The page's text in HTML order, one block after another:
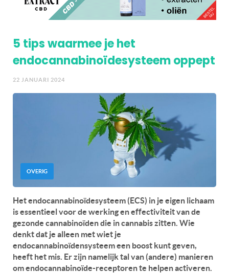
5 tips waarmee je het
endocannabinoïdesysteem oppept
22 JANUARI 2024
OVERIG
Het endocannabinoïdesysteem (ECS) in je eigen lichaam
is essentieel voor de werking en effectiviteit van de
gezonde cannabinoïden die in cannabis zitten. Wie
denkt dat je alleen met wiet je
endocannabinoïdensysteem een boost kunt geven,
heeft het mis. Er zijn namelijk tal van (andere) manieren
om endocannabinoïde-receptoren te helpen activeren.